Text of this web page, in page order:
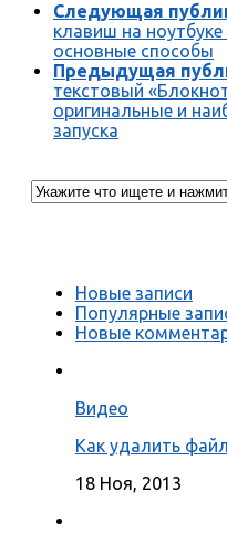
Следующая
клавиш на
основные способы
Предыдущая
текстовый
оригинальные и
запуска
Новые записи
Популярные
Новые
Видео
Как удалить
18 Ноя, 2013